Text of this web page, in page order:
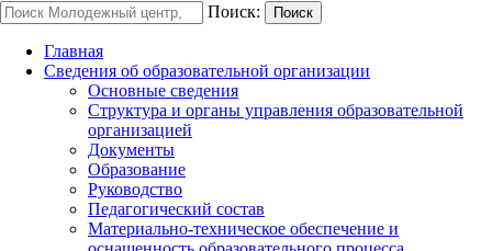
Поиск: Поиск
Главная
Сведения об образовательной организации
Основные сведения
Структура и органы управления образовательной
организацией
Документы
Образование
Руководство
Педагогический состав
Материально-техническое обеспечение и